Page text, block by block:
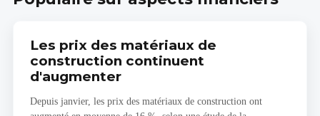
Les prix des matériaux de
construction continuent
d'augmenter
Depuis janvier, les prix des matériaux de construction ont